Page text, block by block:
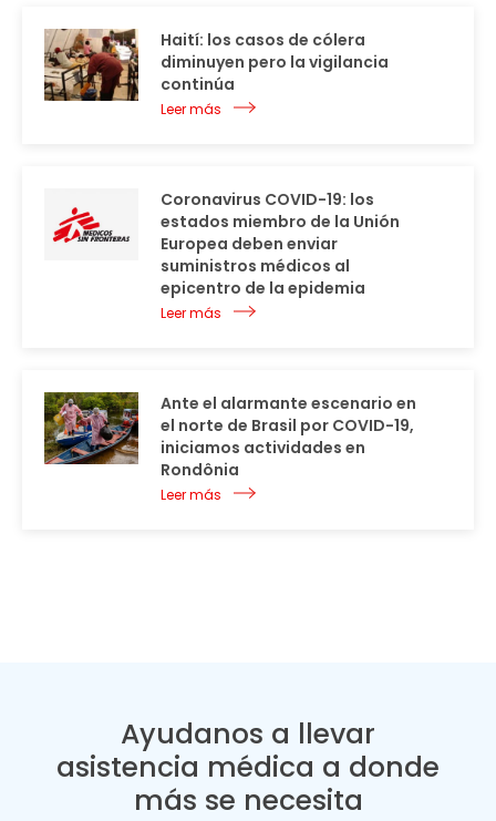
Haití: los casos de cólera
diminuyen pero la vigilancia
continúa
Leer más
Coronavirus COVID-19: los
estados miembro de la Unión
Europea deben enviar
suministros médicos al
epicentro de la epidemia
Leer más
Ante el alarmante escenario en
el norte de Brasil por COVID-19,
iniciamos actividades en
Rondônia
Leer más
Ayudanos a llevar
asistencia médica a donde
más se necesita